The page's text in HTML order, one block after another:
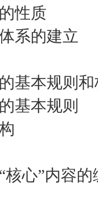
性质
系的建立
基本规则和
基本规则
心”内容的